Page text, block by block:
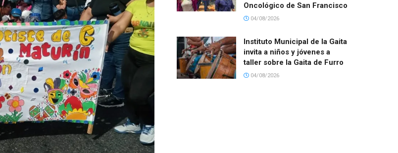
Oncológico de San Francisco
04/08/2026
Instituto Municipal de la Gaita
invita a niños y jóvenes a
taller sobre la Gaita de Furro
04/08/2026